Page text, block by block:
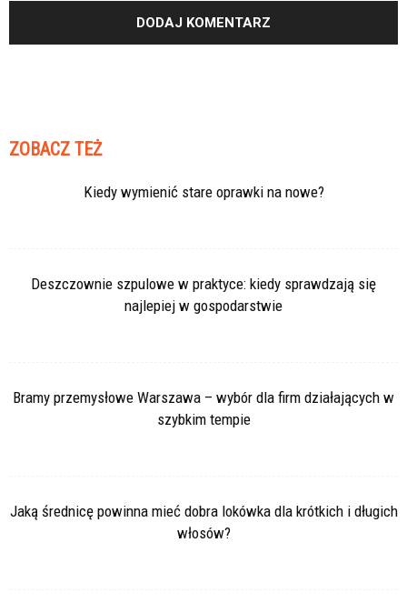
ZOBACZ TEŻ
Kiedy wymienić stare oprawki na nowe?
Deszczownie szpulowe w praktyce: kiedy sprawdzają się
najlepiej w gospodarstwie
Bramy przemysłowe Warszawa – wybór dla firm działających w
szybkim tempie
Jaką średnicę powinna mieć dobra lokówka dla krótkich i długich
włosów?